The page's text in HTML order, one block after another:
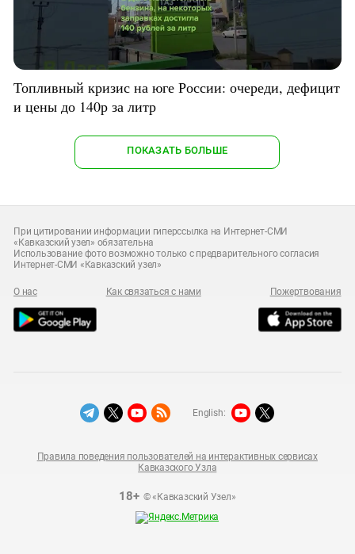
Топливный кризис на юге России: очереди, дефицит
и цены до 140р за литр
ПОКАЗАТЬ БОЛЬШЕ
При цитировании информации гиперссылка на Интернет-СМИ
«Кавказский узел» обязательна
Использование фото возможно только с предварительного согласия
Интернет-СМИ «Кавказский узел»
О нас Как связаться с нами Пожертвования
18+© «Кавказский Узел»
Правила поведения пользователей на интерактивных сервисах
Кавказского Узла
English: